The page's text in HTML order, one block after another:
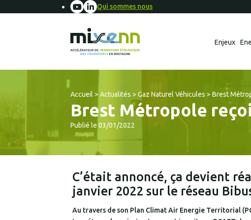
Qui sommes nous
Enjeux
Accueil > Actualités > Gaz Naturel Véhicules > Brest
Brest Métropole
Publié le 03/01/2022
C’était annoncé, ça devient
janvier 2022 sur le réseau
Au travers de son Plan Climat Air Energie Territorial